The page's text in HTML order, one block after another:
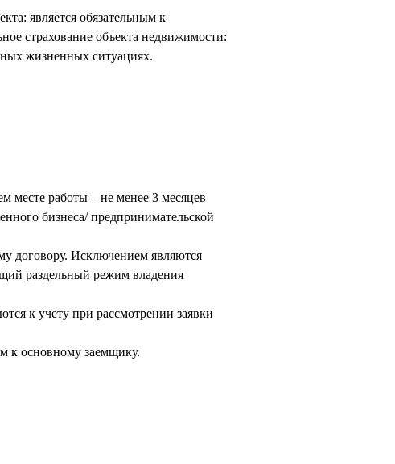
является обязательным к
страхование объекта недвижимости:
жизненных ситуациях.
месте работы – не менее 3 месяцев
бизнеса/ предпринимательской
договору. Исключением являются
раздельный режим владения
к учету при рассмотрении заявки
к основному заемщику.